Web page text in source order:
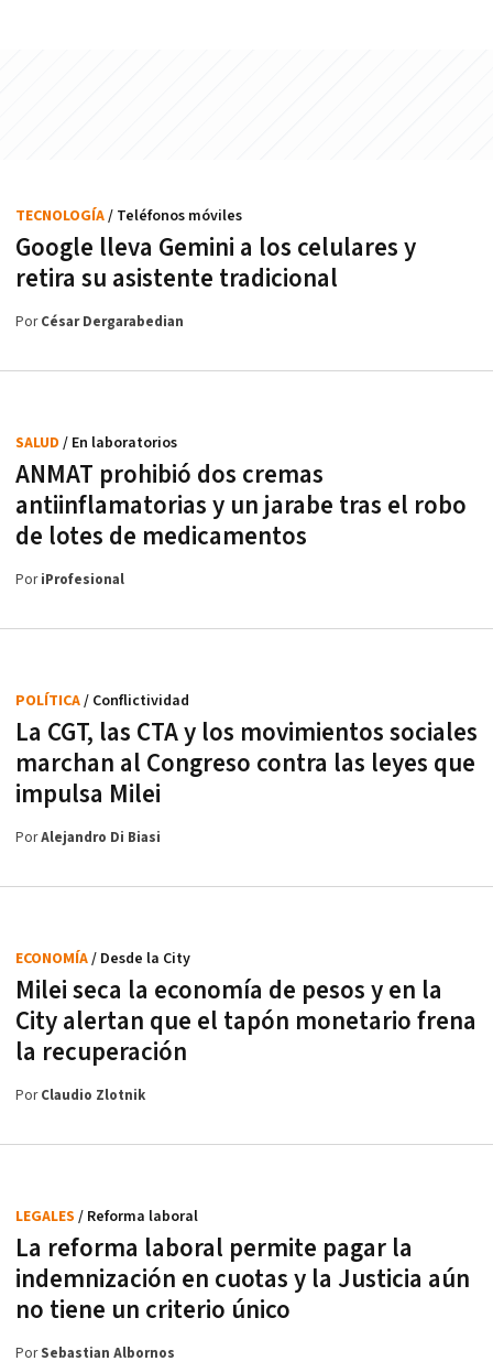
Google lleva Gemini a los celulares y
retira su asistente tradicional
TECNOLOGÍA/ Teléfonos móviles
PorCésar Dergarabedian
ANMAT prohibió dos cremas
antiinflamatorias y un jarabe tras el robo
de lotes de medicamentos
SALUD / En laboratorios
PoriProfesional
La CGT, las CTA y los movimientos sociales
marchan al Congreso contra las leyes que
impulsa Milei
POLÍTICA/ Conflictividad
PorAlejandro Di Biasi
Milei seca la economía de pesos y en la
City alertan que el tapón monetario frena
la recuperación
ECONOMÍA/ Desde la City
PorClaudio Zlotnik
La reforma laboral permite pagar la
indemnización en cuotas y la Justicia aún
no tiene un criterio único
LEGALES / Reforma laboral
PorSebastian Albornos